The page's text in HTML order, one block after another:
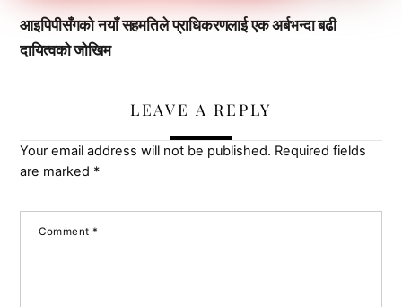
आइपिपीसँगको नयाँ सहमतिले प्राधिकरणलाई एक अर्बभन्दा बढी
दायित्वको जोखिम
LEAVE A REPLY
Your email address will not be published. Required fields
are marked *
Comment*